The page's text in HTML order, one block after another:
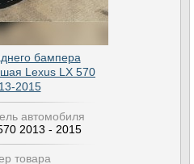
бампера
Lexus LX 570
2015
автомобиля
2013 - 2015
товара